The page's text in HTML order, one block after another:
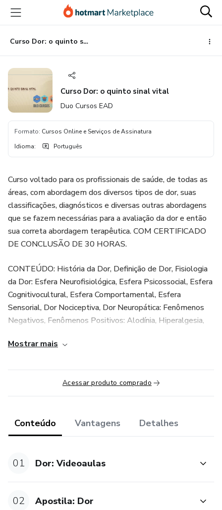
para
conteúdo
principal
para
pagamento
para
rodapé
Curso Dor: o quinto sinal vital
Curso Dor: o quinto sinal vital
Duo Cursos EAD
Formato: Cursos Online e Serviços de Assinatura
Idioma: Português
Curso voltado para os profissionais de saúde, de todas as
áreas, com abordagem dos diversos tipos de dor, suas
classificações, diagnósticos e diversas outras abordagens
que se fazem necessárias para a avaliação da dor e então
sua correta abordagem terapêutica. COM CERTIFICADO
DE CONCLUSÃO DE 30 HORAS.
CONTEÚDO: História da Dor, Definição de Dor, Fisiologia
da Dor: Esfera Neurofisiológica, Esfera Psicossocial, Esfera
Cognitivocultural, Esfera Comportamental, Esfera
Sensorial, Dor Nociceptiva, Dor Neuropática: Fenômenos
Negativos, Fenômenos Positivos: Alodínia, Hiperalgesia,
Avaliação de Dor: Escala Numérica de Dor, Escala Verbal
Desenhos de Faces, Questionário de McGill, Dor Aguda,
Dor Crônica e, Dor Recorrente, Abordagem de Algumas
Dores Específicas: Dor em Amputados, Dor Muscular
Tratamento da Dor: Não Farmacológico
Mostrar mais
Acessar produto comprado
Conteúdo Vantagens Detalhes
01 Dor: Videoaulas
02 Apostila: Dor